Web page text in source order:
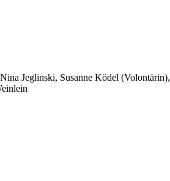
Jeglinski, Susanne Ködel (Volontärin),